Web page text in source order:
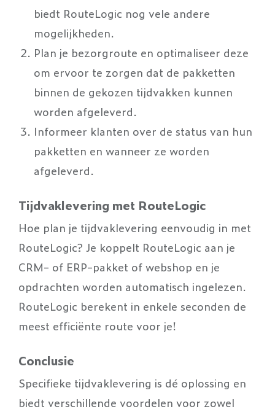
biedt RouteLogic nog vele andere
mogelijkheden.
Plan je bezorgroute en optimaliseer deze
om ervoor te zorgen dat de pakketten
binnen de gekozen tijdvakken kunnen
worden afgeleverd.
Informeer klanten over de status van hun
pakketten en wanneer ze worden
afgeleverd.
Tijdvaklevering met RouteLogic
Hoe plan je tijdvaklevering eenvoudig in met
RouteLogic? Je koppelt RouteLogic aan je
CRM- of ERP-pakket of webshop en je
opdrachten worden automatisch ingelezen.
RouteLogic berekent in enkele seconden de
meest efficiënte route voor je!
Conclusie
Specifieke tijdvaklevering is dé oplossing en
biedt verschillende voordelen voor zowel